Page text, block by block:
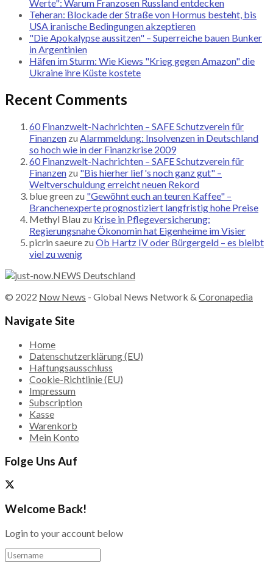
Werte": Warum Franzosen Russland entdecken
Teheran: Blockade der Straße von Hormus besteht, bis
USA iranische Bedingungen akzeptieren
"Die Apokalypse aussitzen" – Superreiche bauen Bunker
in Argentinien
Häfen im Sturm: Wie Kiews "Krieg gegen Amazon" die
Ukraine ihre Küste kostete
Recent Comments
60 Finanzwelt-Nachrichten – SAFE Schutzverein für
Finanzen zu Alarmmeldung: Insolvenzen in Deutschland
so hoch wie in der Finanzkrise 2009
60 Finanzwelt-Nachrichten – SAFE Schutzverein für
Finanzen zu "Bis hierher lief's noch ganz gut" –
Weltverschuldung erreicht neuen Rekord
blue green zu "Gewöhnt euch an teuren Kaffee" –
Branchenexperte prognostiziert langfristig hohe Preise
Methyl Blau zu Krise in Pflegeversicherung:
Regierungsnahe Ökonomin hat Eigenheime im Visier
picrin saeure zu Ob Hartz IV oder Bürgergeld – es bleibt
viel zu wenig
© 2022 Now News - Global News Network & Coronapedia
Navigate Site
Home
Datenschutzerklärung (EU)
Haftungsausschluss
Cookie-Richtlinie (EU)
Impressum
Subscription
Kasse
Warenkorb
Mein Konto
Folge Uns Auf
Welcome Back!
Login to your account below